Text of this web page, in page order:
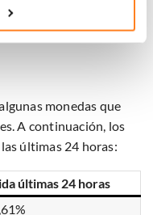
te geven om deze
verwerken
door op de
pagina. Voor meer
.
monedas que
A continuación, los
últimas 24 horas:
últimas 24 horas